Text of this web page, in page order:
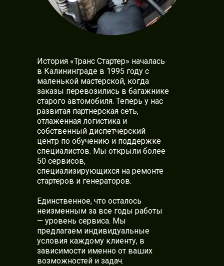
История «Транс Стартер» началась
в Калининграде в 1995 году с
маленькой мастерской, когда
заказы перевозились в багажнике
старого автомобиля. Теперь у нас
развитая партнерская сеть,
отлаженная логистика и
собственный диспетчерский
центр по обучению и поддержке
специалистов. Мы открыли более
50 сервисов,
специализирующихся на ремонте
стартеров и генераторов.
Единственное, что осталось
неизменным за все годы работы
— уровень сервиса. Мы
предлагаем индивидуальные
условия каждому клиенту, в
зависимости именно от ваших
возможностей и задач.